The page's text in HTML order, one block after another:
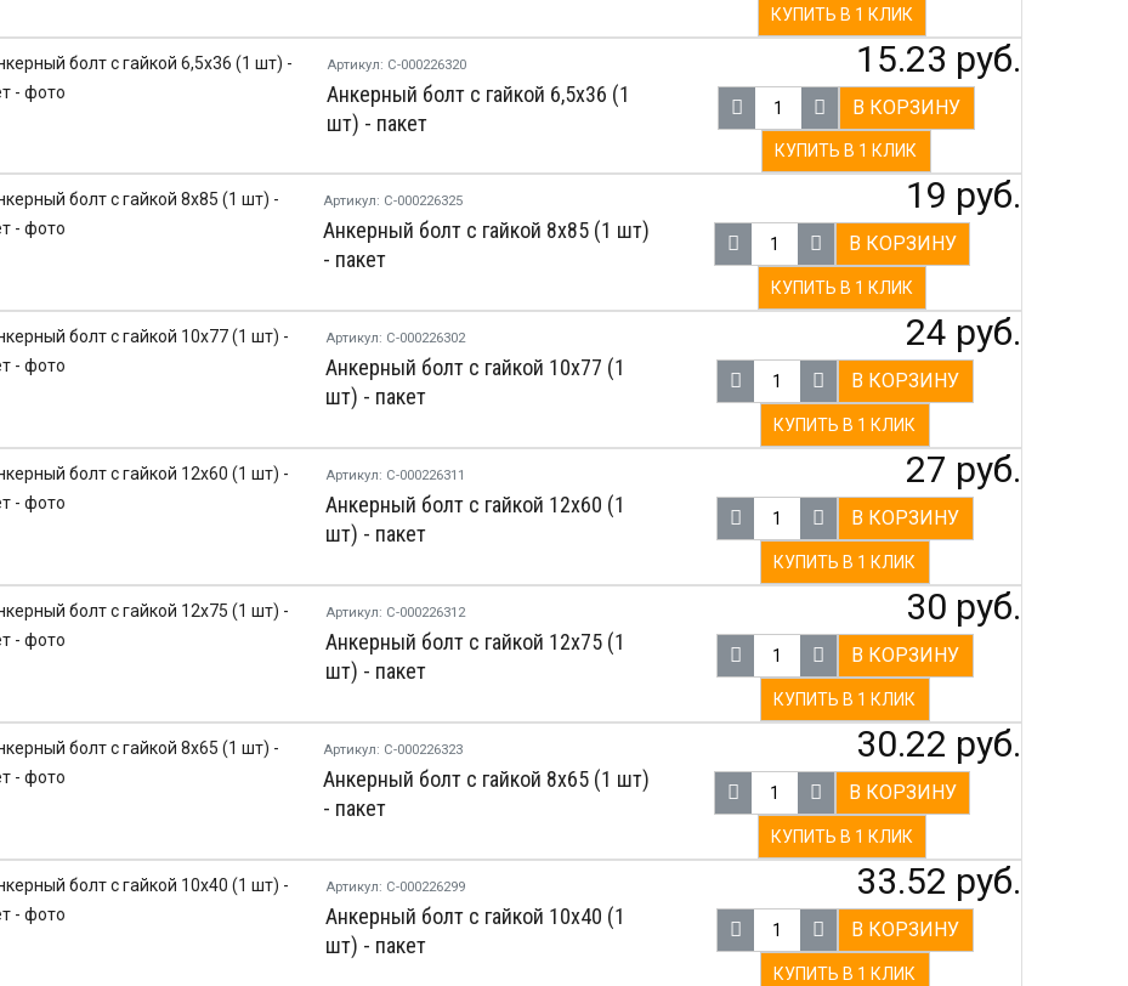
КУПИТЬ В 1 КЛИК
Артикул: С-000226320
Анкерный болт с гайкой 6,5х36 (1
шт) - пакет
15.23 руб.
В КОРЗИНУ
КУПИТЬ В 1 КЛИК
Артикул: С-000226325
Анкерный болт с гайкой 8х85 (1 шт)
- пакет
19 руб.
В КОРЗИНУ
КУПИТЬ В 1 КЛИК
Артикул: С-000226302
Анкерный болт с гайкой 10х77 (1
шт) - пакет
24 руб.
В КОРЗИНУ
КУПИТЬ В 1 КЛИК
Артикул: С-000226311
Анкерный болт с гайкой 12х60 (1
шт) - пакет
27 руб.
В КОРЗИНУ
КУПИТЬ В 1 КЛИК
Артикул: С-000226312
Анкерный болт с гайкой 12х75 (1
шт) - пакет
30 руб.
В КОРЗИНУ
КУПИТЬ В 1 КЛИК
Артикул: С-000226323
Анкерный болт с гайкой 8х65 (1 шт)
- пакет
30.22 руб.
В КОРЗИНУ
КУПИТЬ В 1 КЛИК
Артикул: С-000226299
Анкерный болт с гайкой 10х40 (1
шт) - пакет
33.52 руб.
В КОРЗИНУ
КУПИТЬ В 1 КЛИК